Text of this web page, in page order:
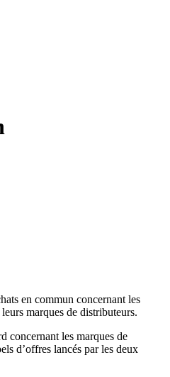
en commun concernant les
marques de distributeurs.
concernant les marques de
d’offres lancés par les deux